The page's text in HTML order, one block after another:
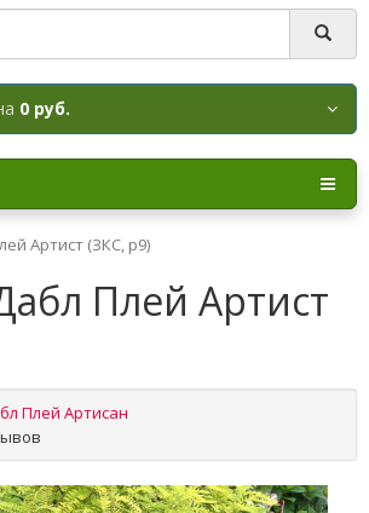
0 руб.
Артист (ЗКС, р9)
Плей Артист
Плей Артисан